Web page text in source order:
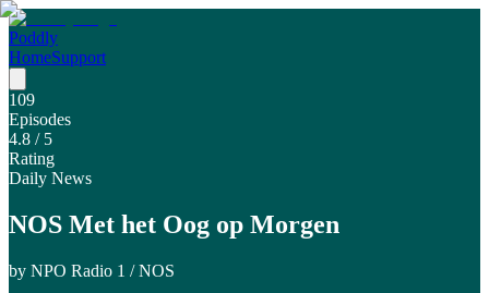
Poddly
HomeSupport
109
Episodes
4.8 / 5
Rating
Daily News
NOS Met het Oog op Morgen
by NPO Radio 1 / NOS